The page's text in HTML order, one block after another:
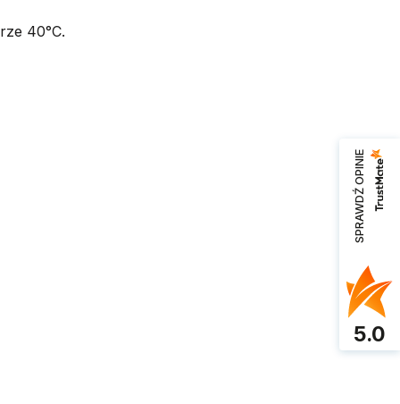
40°C.
SPRAWDŹ OPINIE
5.0